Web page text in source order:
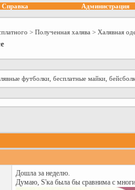
Справка Администрация
> Полученная халява > Халявная
футболки, бесплатные майки,
Дошла за неделю.
Думаю, S'ка была бы сравнима с